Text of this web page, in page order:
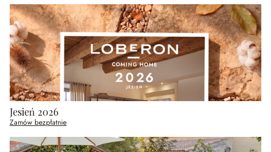
Jesień 2026
Zamów bezpłatnie